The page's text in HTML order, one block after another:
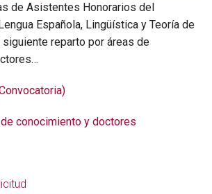
de Asistentes Honorarios del
Española, Lingüística y Teoría de
siguiente reparto por áreas de
conocimiento y doctores